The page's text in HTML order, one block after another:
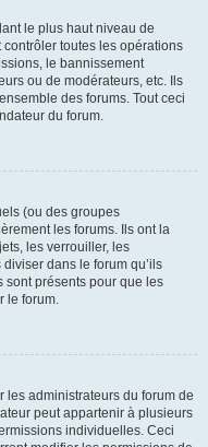
le plus haut niveau de
toutes les opérations
le bannissement
ou de modérateurs, etc. Ils
des forums. Tout ceci
du forum.
(ou des groupes
les forums. Ils ont la
les verrouiller, les
dans le forum qu’ils
sont présents pour que les
le forum.
les administrateurs du forum de
peut appartenir à plusieurs
individuelles. Ceci